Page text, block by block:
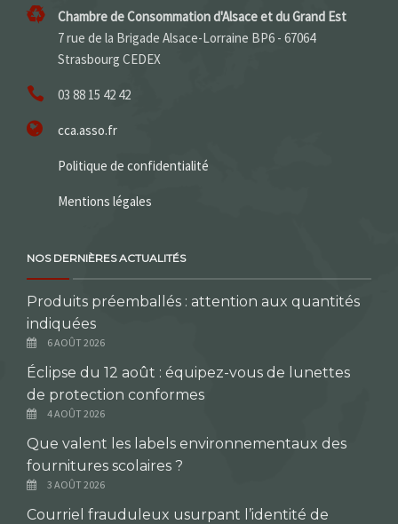
Chambre de Consommation d'Alsace et du Grand Est
7 rue de la Brigade Alsace-Lorraine BP6 - 67064
Strasbourg CEDEX
03 88 15 42 42
cca.asso.fr
Politique de confidentialité
Mentions légales
NOS DERNIÈRES ACTUALITÉS
Produits préemballés : attention aux quantités
indiquées
6 AOÛT 2026
Éclipse du 12 août : équipez-vous de lunettes
de protection conformes
4 AOÛT 2026
Que valent les labels environnementaux des
fournitures scolaires ?
3 AOÛT 2026
Courriel frauduleux usurpant l’identité de